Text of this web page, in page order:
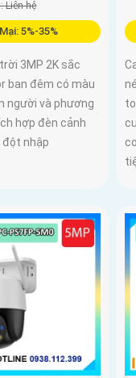
Liên hệ
5%-35%
3MP 2K sắc
ban đêm có màu
người và phương
hợp đèn cảnh
đột nhập